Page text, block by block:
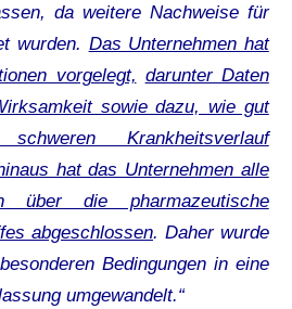
da weitere Nachweise für
wurden. Das Unternehmen hat
vorgelegt, darunter Daten
sowie dazu, wie gut
Krankheitsverlauf
hat das Unternehmen alle
über die pharmazeutische
abgeschlossen. Daher wurde
Bedingungen in eine
umgewandelt.“